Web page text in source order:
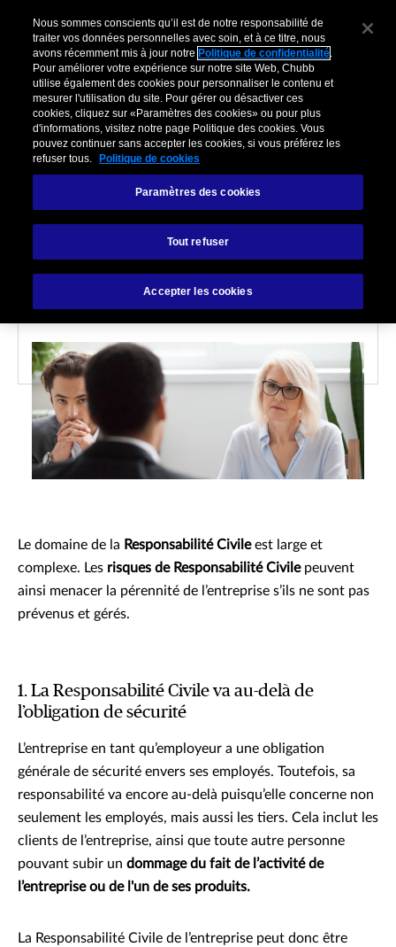
BASIQUES DE L'ASSURANCE
5 choses à savoir sur les
risques de Responsabilité
Civile
Le domaine de la Responsabilité Civileest large et
complexe. Les risques de Responsabilité Civilepeuvent
ainsi menacer la pérennité de l’entreprise s’ils ne sont pas
prévenus et gérés.
1. La Responsabilité Civile va au-delà de
l’obligation de sécurité
L’entreprise en tant qu’employeur a une obligation
générale de sécurité envers ses employés. Toutefois, sa
responsabilité va encore au-delà puisqu’elle concerne non
seulement les employés, mais aussi les tiers. Cela inclut les
clients de l’entreprise, ainsi que toute autre personne
pouvant subir un dommage du fait de l’activité de
l’entreprise ou de l'un de ses produits.
La Responsabilité Civile de l’entreprise peut donc être
Nous sommes conscients qu’il est de notre responsabilité de
traiter vos données personnelles avec soin, et à ce titre, nous
avons récemment mis à jour notre Politique de confidentialité.
Pour améliorer votre expérience sur notre site Web, Chubb
utilise également des cookies pour personnaliser le contenu et
mesurer l'utilisation du site. Pour gérer ou désactiver ces
cookies, cliquez sur «Paramètres des cookies» ou pour plus
d'informations, visitez notre page Politique des cookies. Vous
pouvez continuer sans accepter les cookies, si vous préférez les
refuser tous.
Politique de cookies
Paramètres des cookies
Tout refuser
Accepter les cookies